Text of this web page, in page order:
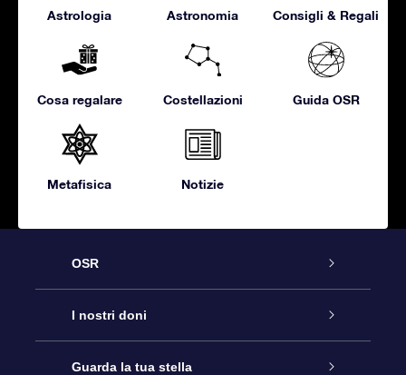
Astrologia Astronomia Consigli & Regali
Cosa regalare Costellazioni Guida OSR
Metafisica Notizie
OSR
Assistenza
Contattaci
I nostri doni
Online Star Gift
Guarda la tua stella